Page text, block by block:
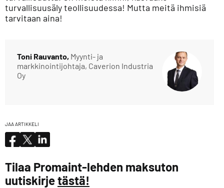
turvallisuusäly teollisuudessa! Mutta meitä ihmisiä
tarvitaan aina!
Toni Rauvanto, Myynti- ja
markkinointijohtaja, Caverion Industria
Oy
JAA ARTIKKELI
Tilaa Promaint-lehden maksuton
uutiskirjetästä!